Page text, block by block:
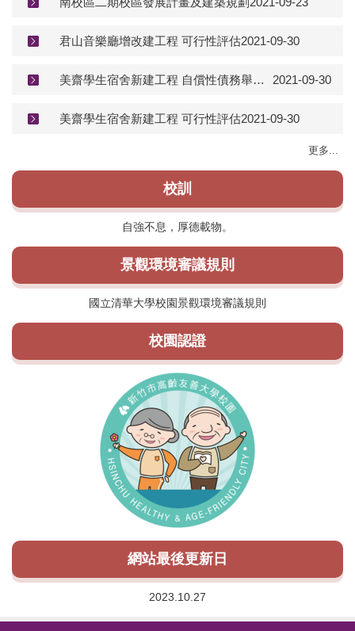
君山音樂廳增改建工程 可行性評估2021-09-30
美齋學生宿舍新建工程 自償性債務舉借及償還計畫 2021-09-30
美齋學生宿舍新建工程 可行性評估2021-09-30
更多...
校訓
自強不息，厚德載物。
景觀環境審議規則
國立清華大學校園景觀環境審議規則
校園認證
網站最後更新日
2023.10.27